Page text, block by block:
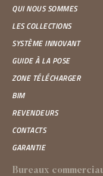
LES DIRECTIONS
FARO DUE
EDILI -
LES DIRECTIONS
EDILCASA
QUI NOUS SOMMES
LES COLLECTIONS
SYSTÈME INNOVANT
GUIDE À LA POSE
ZONE TÉLÉCHARGER
BIM
REVENDEURS
CONTACTS
GARANTIE
Bureaux